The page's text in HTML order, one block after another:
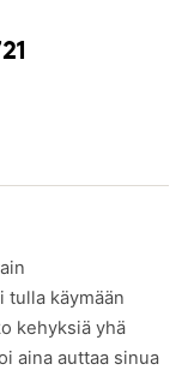
tulla käymään
kehyksiä yhä
aina auttaa sinua